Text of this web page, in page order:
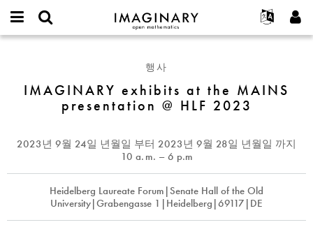
IMAGINARY
open
Français
Deutsch
한국어
Türkçe
Programs
Galleries
Hands-On
Texts
나머지 보기...
프로젝트
참가하기
연락처
username
가입하기
새로운 비밀번호 요청하기
presentation
HLF
행사
IMAGINARY exhibits at the MAINS
presentation @ HLF 2023
2023년 9월 24일 년월일 부터 2023년 9월 28일 년월일 까지
10 a. m. – 6 p.m
Heidelberg Laureate Forum|Senate Hall of the Old
University|Grabengasse 1|Heidelberg|69117|DE